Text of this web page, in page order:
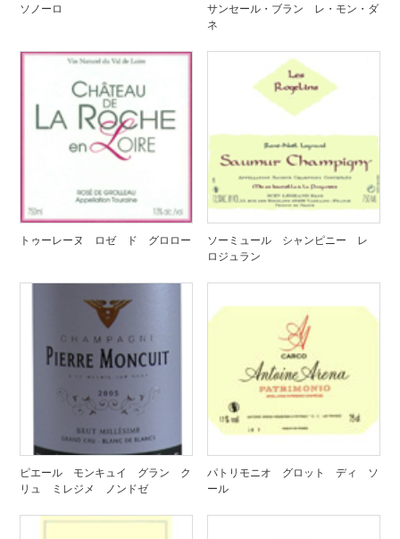
ソノーロ
サンセール・ブラン レ・モン・ダ
ネ
トゥーレーヌ ロゼ ド グロロー
ソーミュール シャンピニー レ
ロジュラン
ピエール モンキュイ グラン ク
リュ ミレジメ ノンドゼ
パトリモニオ グロット ディ ソ
ール